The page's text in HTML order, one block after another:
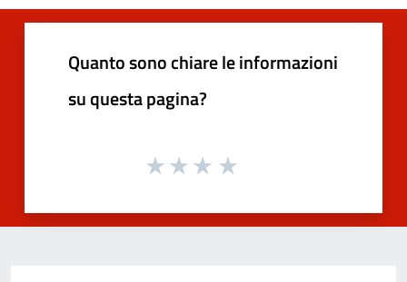
Quanto sono chiare le informazioni
su questa pagina?